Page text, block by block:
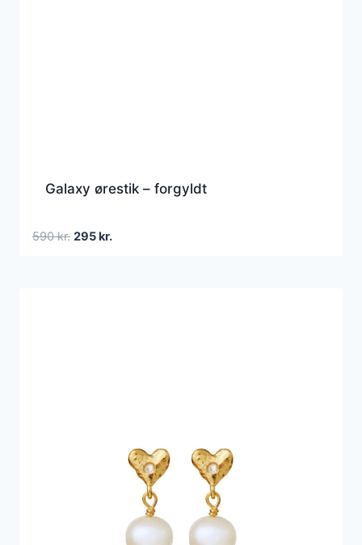
Galaxy ørestik – forgyldt
590kr. Den
295kr.Den